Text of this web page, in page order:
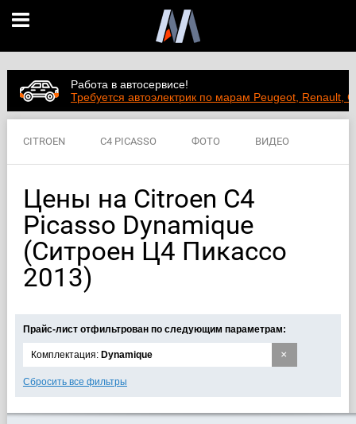
Работа в автосервисе!
Требуется автоэлектрик по марам Peugeot, Renault,
CITROEN C4 PICASSO ФОТО ВИДЕО
Цены на Citroen C4
Picasso Dynamique
(Ситроен Ц4 Пикассо
2013)
Прайс-лист отфильтрован по следующим параметрам:
×
Комплектация: Dynamique
Сбросить все фильтры